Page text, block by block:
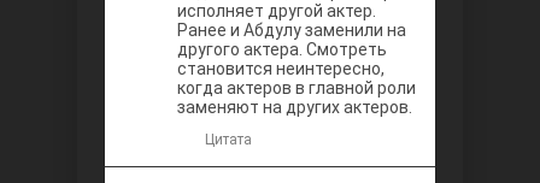
исполняет другой актер.
Ранее и Абдулу заменили на
другого актера. Смотреть
становится неинтересно,
когда актеров в главной роли
заменяют на других актеров.
Цитата